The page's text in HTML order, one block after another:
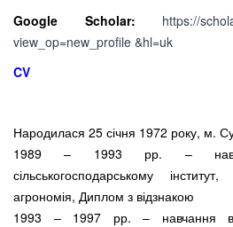
Google Scholar:
https://
view_op=new_profile &hl=uk
CV
Народилася 25 січня 1972 року, м.
1989 – 1993 рр. –
сільськогосподарському
агрономія, Диплом з відзнакою
1993 – 1997 рр. – навчання в